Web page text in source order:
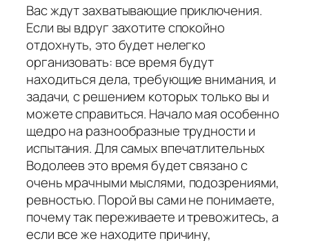
Вас ждут захватывающие приключения.
Если вы вдруг захотите спокойно
отдохнуть, это будет нелегко
организовать: все время будут
находиться дела, требующие внимания, и
задачи, с решением которых только вы и
можете справиться. Начало мая особенно
щедро на разнообразные трудности и
испытания. Для самых впечатлительных
Водолеев это время будет связано с
очень мрачными мыслями, подозрениями,
ревностью. Порой вы сами не понимаете,
почему так переживаете и тревожитесь, а
если все же находите причину,